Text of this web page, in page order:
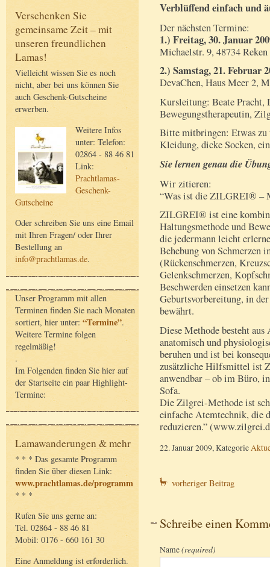
Verschenken Sie
gemeinsame Zeit – mit
unseren freundlichen
Lamas!
Vielleicht wissen Sie es noch
nicht, aber bei uns können Sie
auch Geschenk-Gutscheine
erwerben.
Weitere Infos
unter: Telefon:
02864 - 88 46 81
Link:
Prachtlamas-
Geschenk-
Gutscheine
Oder schreiben Sie uns eine Email
mit Ihren Fragen/ oder Ihrer
Bestellung an
info@prachtlamas.de.
Unser Programm mit allen
Terminen finden Sie nach Monaten
sortiert, hier unter: “Termine”.
Weitere Termine folgen
regelmäßig!
.
Im Folgenden finden Sie hier auf
der Startseite ein paar Highlight-
Termine:
Lamawanderungen & mehr
* * * Das gesamte Programm
finden Sie über diesen Link:
www.prachtlamas.de/programm
* * *
Rufen Sie uns gerne an:
Tel. 02864 - 88 46 81
Mobil: 0176 - 660 161 30
Eine Anmeldung ist erforderlich.
Verblüffend einfach und
Der nächsten Termine:
1.) Freitag, 30. Januar
Michaelstr. 9, 48734
2.) Samstag, 21. Februar
DevaChen, Haus Meer 2,
Kursleitung: Beate
Bewegungstherapeutin,
Bitte mitbringen: Etwas zu
Kleidung, dicke Socken,
Sie lernen genau die
Wir zitieren:
“Was ist die ZILGREI® –
ZILGREI® ist eine
Haltungsmethode und
die jedermann leicht
Behebung von Schmerzen
(Rückenschmerzen,
Gelenkschmerzen,
Beschwerden einsetzen
Geburtsvorbereitung, in
bewährt.
Diese Methode besteht
anatomisch und
beruhen und ist bei
zusätzliche Hilfsmittel ist
anwendbar – ob im Büro,
Sofa.
Die Zilgrei-Methode ist
einfache Atemtechnik, die
reduzieren.”
22. Januar 2009, Kategorie
vorheriger Beitrag
Schreibe einen
Name(required)